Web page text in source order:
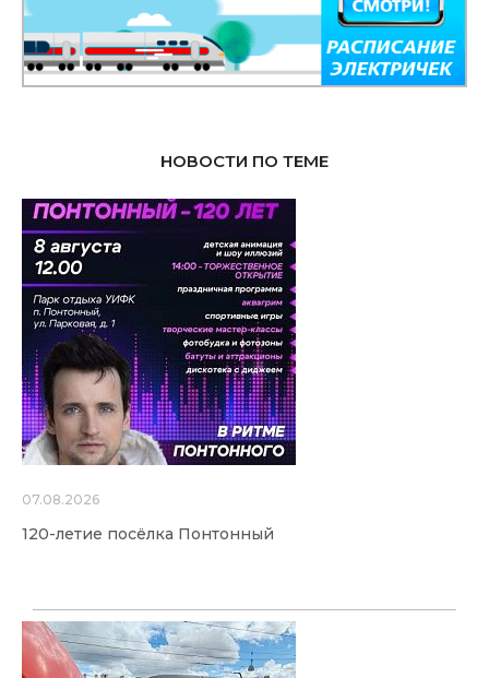
НОВОСТИ ПО ТЕМЕ
07.08.2026
120-летие посёлка Понтонный